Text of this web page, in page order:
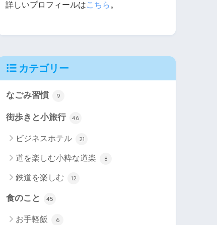
詳しいプロフィールはこちら 。
カテゴリー
なごみ習慣 9
街歩きと小旅行 46
ビジネスホテル 21
道を楽しむ小粋な道楽 8
鉄道を楽しむ 12
食のこと 45
お手軽飯 6